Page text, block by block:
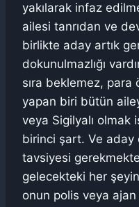
yakılarak infaz
ailesi tanrıdan ve
birlikte aday artık
dokunulmazlığı
sıra beklemez, para
yapan biri bütün
veya Sigilyalı olmak
birinci şart. Ve aday
tavsiyesi
gelecekteki her
onun polis veya ajan